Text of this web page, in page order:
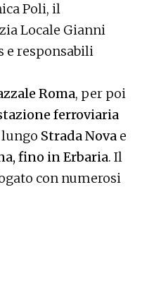
Poli, il
Locale Gianni
e responsabili
Roma, per poi
ferroviaria
Strada Nova e
fino in Erbaria. Il
con numerosi